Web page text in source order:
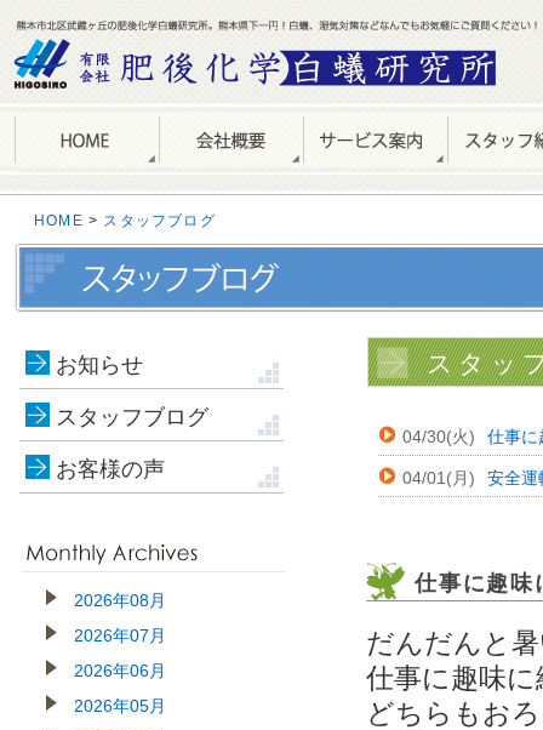
HOME > スタッフブログ
お知らせ
スタッフブログ
お客様の声
2026年08月
2026年07月
2026年06月
2026年05月
スタッ
04/30(火) 仕事に
04/01(月) 安全運
仕事に趣味
だんだんと
仕事に趣味
どちらもお